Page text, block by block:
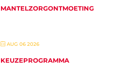
MANTELZORGONTMOETING
AUG 06 2026
KEUZEPROGRAMMA